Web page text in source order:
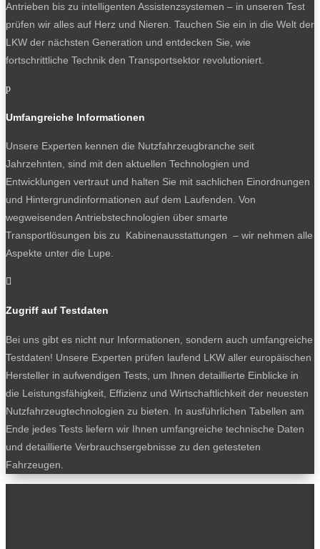
Antrieben bis zu intelligenten Assistenzsystemen – in unseren Test
prüfen wir alles auf Herz und Nieren. Tauchen Sie ein in die Welt der
LKW der nächsten Generation und entdecken Sie, wie
fortschrittliche Technik den Transportsektor revolutioniert.
p
Umfangreiche Informationen
Unsere Experten kennen die Nutzfahrzeugbranche seit
Jahrzehnten, sind mit den aktuellen Technologien und
Entwicklungen vertraut und halten Sie mit sachlichen Einordnungen
und Hintergrundinformationen auf dem Laufenden. Von
wegweisenden Antriebstechnologien über smarte
Transportlösungen bis zu Kabinenausstattungen – wir nehmen alle
Aspekte unter die Lupe.

Zugriff auf Testdaten
Bei uns gibt es nicht nur Informationen, sondern auch umfangreiche
Testdaten! Unsere Experten prüfen laufend LKW aller europäischen
Hersteller in aufwendigen Tests, um Ihnen detaillierte Einblicke in
die Leistungsfähigkeit, Effizienz und Wirtschaftlichkeit der neuesten
Nutzfahrzeugtechnologien zu bieten. In ausführlichen Tabellen am
Ende jedes Tests liefern wir Ihnen umfangreiche technische Daten
und detaillierte Verbrauchsergebnisse zu den getesteten
Fahrzeugen.